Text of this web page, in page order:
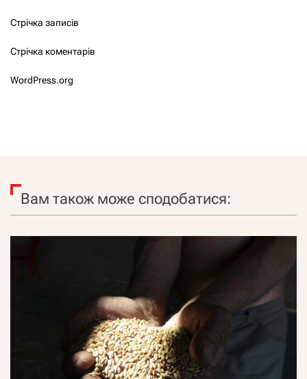
Стрічка записів
Стрічка коментарів
WordPress.org
Вам також може сподобатися: